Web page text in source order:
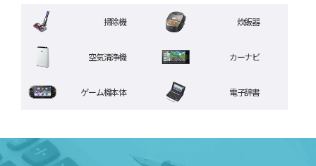
掃除機 炊飯器
空気清浄機 カーナビ
ゲーム機本体 電子辞書